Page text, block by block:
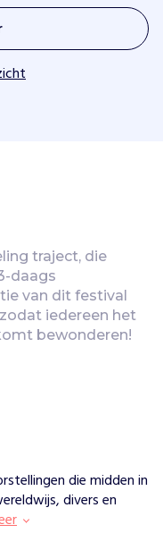
traject, die
daags
van dit festival
iedereen het
bewonderen!
die midden in
divers en